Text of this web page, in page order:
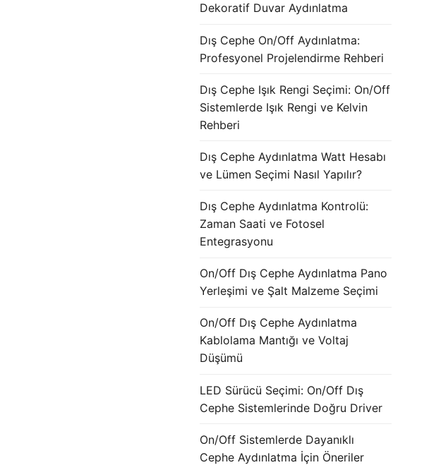
Dekoratif Duvar Aydınlatma
Dış Cephe On/Off Aydınlatma:
Profesyonel Projelendirme Rehberi
Dış Cephe Işık Rengi Seçimi: On/Off
Sistemlerde Işık Rengi ve Kelvin
Rehberi
Dış Cephe Aydınlatma Watt Hesabı
ve Lümen Seçimi Nasıl Yapılır?
Dış Cephe Aydınlatma Kontrolü:
Zaman Saati ve Fotosel
Entegrasyonu
On/Off Dış Cephe Aydınlatma Pano
Yerleşimi ve Şalt Malzeme Seçimi
On/Off Dış Cephe Aydınlatma
Kablolama Mantığı ve Voltaj
Düşümü
LED Sürücü Seçimi: On/Off Dış
Cephe Sistemlerinde Doğru Driver
On/Off Sistemlerde Dayanıklı
Cephe Aydınlatma İçin Öneriler